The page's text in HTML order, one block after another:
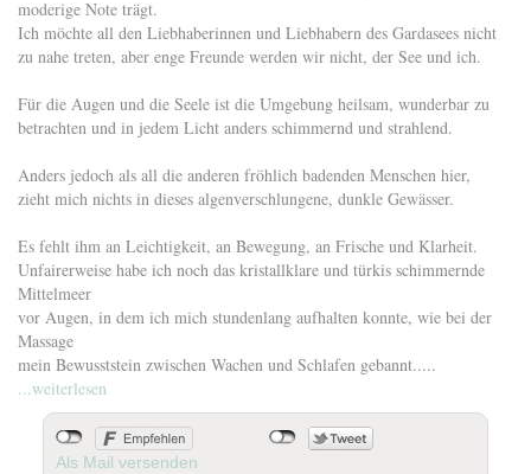
moderige Note trägt.
Ich möchte all den Liebhaberinnen und Liebhabern des Gardasees nicht
zu nahe treten, aber enge Freunde werden wir nicht, der See und ich.
Für die Augen und die Seele ist die Umgebung heilsam, wunderbar zu
betrachten und in jedem Licht anders schimmernd und strahlend.
Anders jedoch als all die anderen fröhlich badenden Menschen hier,
zieht mich nichts in dieses algenverschlungene, dunkle Gewässer.
Es fehlt ihm an Leichtigkeit, an Bewegung, an Frische und Klarheit.
Unfairerweise habe ich noch das kristallklare und türkis schimmernde
Mittelmeer
vor Augen, in dem ich mich stundenlang aufhalten konnte, wie bei der
Massage
mein Bewusststein zwischen Wachen und Schlafen gebannt.....
...weiterlesen
Als Mail versenden